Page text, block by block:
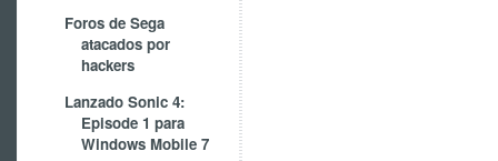
Foros de Sega
atacados por
hackers
Lanzado Sonic 4:
Episode 1 para
Windows Mobile 7